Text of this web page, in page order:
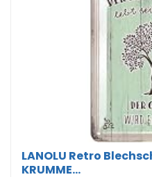
LANOLU Retro
KRUMME...